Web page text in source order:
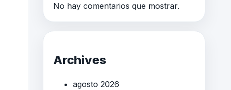
No hay comentarios que mostrar.
Archives
agosto 2026